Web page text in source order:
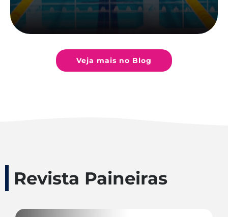
Veja mais no Blog
Revista Paineiras